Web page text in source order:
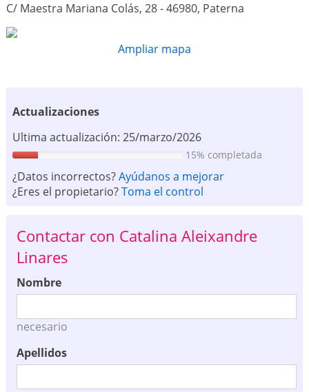
C/ Maestra Mariana Colás, 28 - 46980, Paterna
Ampliar mapa
Actualizaciones
Ultima actualización: 25/marzo/2026
15% completada
¿Datos incorrectos?Ayúdanos a mejorar
¿Eres el propietario?Toma el control
Contactar con Catalina Aleixandre
Linares
Nombre
necesario
Apellidos